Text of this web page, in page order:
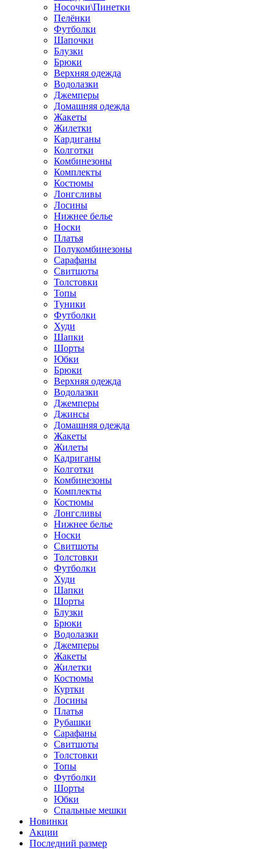
Носочки\Пинетки
Пелёнки
Футболки
Шапочки
Блузки
Брюки
Верхняя одежда
Водолазки
Джемперы
Домашняя одежда
Жакеты
Жилетки
Кардиганы
Колготки
Комбинезоны
Комплекты
Костюмы
Лонгсливы
Лосины
Нижнее белье
Носки
Платья
Полукомбинезоны
Сарафаны
Свитшоты
Толстовки
Топы
Туники
Футболки
Худи
Шапки
Шорты
Юбки
Брюки
Верхняя одежда
Водолазки
Джемперы
Джинсы
Домашняя одежда
Жакеты
Жилеты
Кадриганы
Колготки
Комбинезоны
Комплекты
Костюмы
Лонгсливы
Нижнее белье
Носки
Свитшоты
Толстовки
Футболки
Худи
Шапки
Шорты
Блузки
Брюки
Водолазки
Джемперы
Жакеты
Жилетки
Костюмы
Куртки
Лосины
Платья
Рубашки
Сарафаны
Свитшоты
Толстовки
Топы
Футболки
Шорты
Юбки
Спальные мешки
Новинки
Акции
Последний размер